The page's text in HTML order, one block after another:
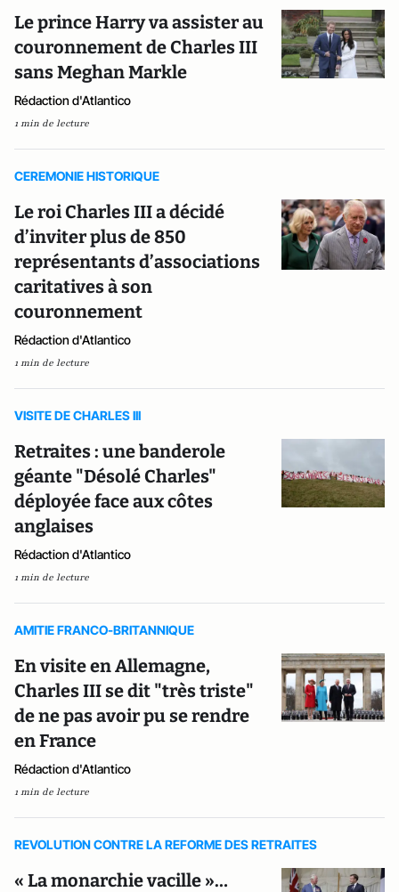
Le prince Harry va assister au
couronnement de Charles III
sans Meghan Markle
Rédaction d'Atlantico
1 min de lecture
CEREMONIE HISTORIQUE
Le roi Charles III a décidé
d’inviter plus de 850
représentants d’associations
caritatives à son
couronnement
Rédaction d'Atlantico
1 min de lecture
VISITE DE CHARLES III
Retraites : une banderole
géante "Désolé Charles"
déployée face aux côtes
anglaises
Rédaction d'Atlantico
1 min de lecture
AMITIE FRANCO-BRITANNIQUE
En visite en Allemagne,
Charles III se dit "très triste"
de ne pas avoir pu se rendre
en France
Rédaction d'Atlantico
1 min de lecture
REVOLUTION CONTRE LA REFORME DES RETRAITES
« La monarchie vacille »…